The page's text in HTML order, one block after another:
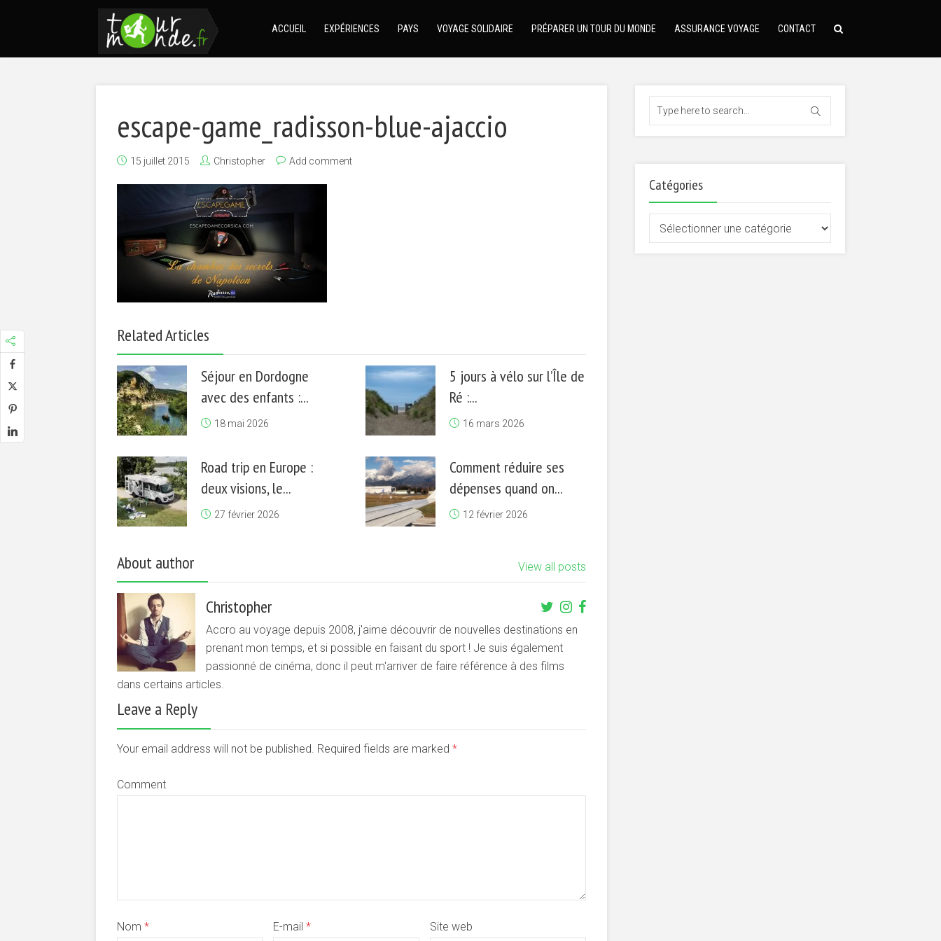
ACCUEIL EXPÉRIENCES PAYS VOYAGE SOLIDAIRE PRÉPARER UN TOUR DU MONDE ASSURANCE VOYAGE CONTACT
escape-game_radisson-blue-ajaccio
15 juillet 2015 Christopher Add comment
Related Articles
Séjour en Dordogne
avec des enfants :...
18 mai 2026
5 jours à vélo sur l’Île de
Ré :...
16 mars 2026
Road trip en Europe :
deux visions, le...
27 février 2026
Comment réduire ses
dépenses quand on...
12 février 2026
About author View all posts
Christopher
Accro au voyage depuis 2008, j'aime découvrir de nouvelles destinations en
prenant mon temps, et si possible en faisant du sport ! Je suis également
passionné de cinéma, donc il peut m'arriver de faire référence à des films
dans certains articles.
Leave a Reply
Your email address will not be published. Required fields are marked *
Comment
Nom * E-mail* Site web
Catégories